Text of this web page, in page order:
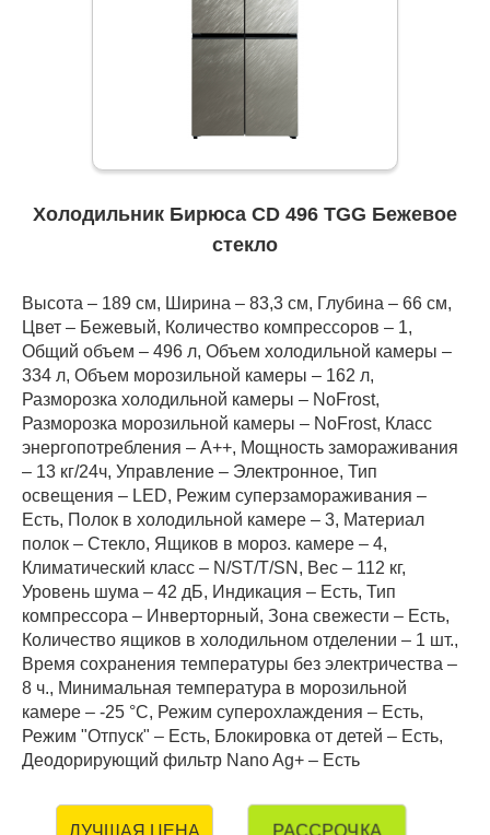
Холодильник Бирюса CD 496 TGG Бежевое
стекло
Высота – 189 см, Ширина – 83,3 см, Глубина – 66 см,
Цвет – Бежевый, Количество компрессоров – 1,
Общий объем – 496 л, Объем холодильной камеры –
334 л, Объем морозильной камеры – 162 л,
Разморозка холодильной камеры – NoFrost,
Разморозка морозильной камеры – NoFrost, Класс
энергопотребления – А++, Мощность замораживания
– 13 кг/24ч, Управление – Электронное, Тип
освещения – LED, Режим суперзамораживания –
Есть, Полок в холодильной камере – 3, Материал
полок – Стекло, Ящиков в мороз. камере – 4,
Климатический класс – N/ST/T/SN, Вес – 112 кг,
Уровень шума – 42 дБ, Индикация – Есть, Тип
компрессора – Инверторный, Зона свежести – Есть,
Количество ящиков в холодильном отделении – 1 шт.,
Время сохранения температуры без электричества –
8 ч., Минимальная температура в морозильной
камере – -25 °C, Режим суперохлаждения – Есть,
Режим "Отпуск" – Есть, Блокировка от детей – Есть,
Деодорирующий фильтр Nano Ag+ – Есть